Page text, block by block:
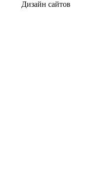
Дизайн сайтов